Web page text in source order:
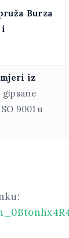
Burza
iz
9001 u